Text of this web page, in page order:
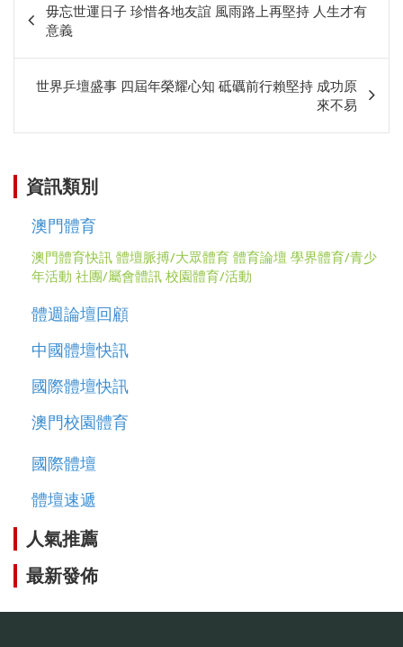
章
相
毋忘世運日子 珍惜各地友誼 風雨路上再堅持 人生才有
意義
世界乒壇盛事 四屆年榮耀心知 砥礪前行賴堅持 成功原
來不易
資訊類別
澳門體育
澳門體育快訊 體壇脈搏/大眾體育 體育論壇 學界體育/青少
年活動 社團/屬會體訊 校園體育/活動
體週論壇回顧
中國體壇快訊
國際體壇快訊
澳門校園體育
國際體壇
體壇速遞
人氣推薦
最新發佈